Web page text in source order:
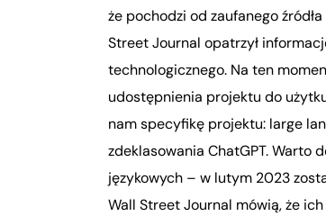
że pochodzi od zaufanego
Street Journal opatrzył
technologicznego. Na ten
udostępnienia projektu do
nam specyfikę projektu: large
zdeklasowania ChatGPT. Warto
językowych – w lutym 2023
Wall Street Journal mówią, że